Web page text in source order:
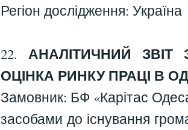
Регіон дослідження: Україна
22. АНАЛІТИЧНИЙ ЗВІТ
ОЦІНКА РИНКУ ПРАЦІ В
Замовник: БФ «Карітас
засобами до існування